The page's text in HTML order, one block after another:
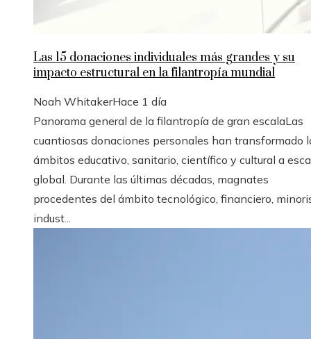
Las 15 donaciones individuales más grandes y su
impacto estructural en la filantropía mundial
Noah WhitakerHace 1 día
Panorama general de la filantropía de gran escalaLas
cuantiosas donaciones personales han transformado
ámbitos educativo, sanitario, científico y cultural a
global. Durante las últimas décadas, magnates
procedentes del ámbito tecnológico, financiero,
indust...